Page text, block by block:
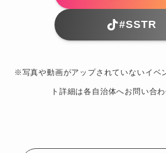
#SSTR
※写真や動画がアップされていないイベ
ト詳細は各自治体へお問い合わ